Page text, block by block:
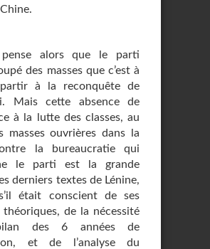
pense alors que le parti
des masses que c’est à
à la reconquête de
Mais cette absence de
à la lutte des classes, au
masses ouvrières dans la
la bureaucratie qui
le parti est la grande
derniers textes de Lénine,
était conscient de ses
théoriques, de la nécessité
des 6 années de
et de l’analyse du